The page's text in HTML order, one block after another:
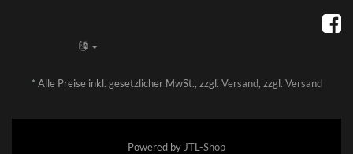
*Alle Preise inkl. gesetzlicher MwSt., zzgl. Versand, zzgl. Versand
Powered by JTL-Shop